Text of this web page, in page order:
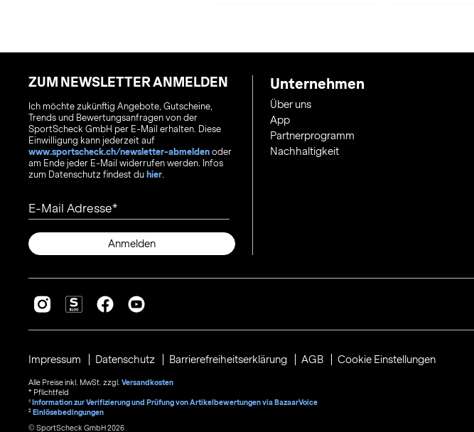
ZUM NEWSLETTER ANMELDEN
Ich möchte zukünftig Angebote, Gutscheine,
Trends und Bewertungsanfragen von der
SportScheck GmbH per E-Mail erhalten. Diese
Einwilligung kann jederzeit auf
www.sportscheck.ch/newsletter-abmelden oder
am Ende jeder E-Mail widerrufen werden. Infos
zum Datenschutz findest du hier.
E-Mail Adresse
Anmelden
Unternehmen
Über uns
App
Partnerprogramm
Nachhaltigkeit
Impressum Datenschutz Barrierefreiheitserklärung AGB Cookie Einstellungen
Alle Preise inkl. MwSt. zzgl. Versandkosten
* Pflichtfeld
1 Information zur Verifizierung und Prüfung von Artikelbewertungen via BazaarVoice
² Einlösebedingungen
© SportScheck GmbH 2026